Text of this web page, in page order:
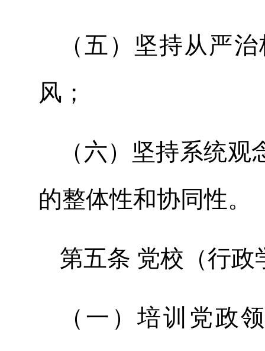
（五）坚持从严
风；
（六）坚持系统
的整体性和协同性。
第五条 党校（行
（一）培训党政